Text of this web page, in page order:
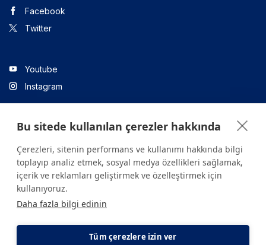
Facebook
Twitter
Youtube
Instagram
Linkedin
Sitede yer alan tüm içerikler yalnızca bilgilendirme amaçlıdır.
Sağlığınızla ilgili sorularınız için mutlaka doktoruza ya da bir sağlık
kuruluşuna başvurunuz.
Bu sitede kullanılan çerezler hakkında
Çerezleri, sitenin performans ve kullanımı hakkında bilgi
toplayıp analiz etmek, sosyal medya özellikleri sağlamak,
içerik ve reklamları geliştirmek ve özelleştirmek için
kullanıyoruz.
Daha fazla bilgi edinin
Tüm çerezlere izin ver